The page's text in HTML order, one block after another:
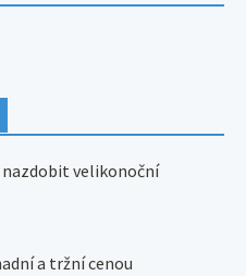
nazdobit velikonoční
a tržní cenou